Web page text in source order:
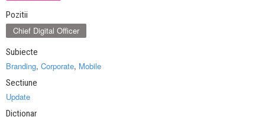
Pozitii
Chief Digital Officer
Subiecte
Branding, Corporate, Mobile
Sectiune
Update
Dictionar